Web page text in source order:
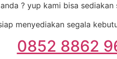
? yup kami bisa
menyediakan segala
0852 8862